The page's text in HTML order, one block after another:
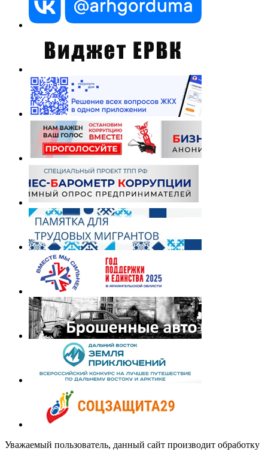
Уважаемый пользователь, данный сайт производит обработку